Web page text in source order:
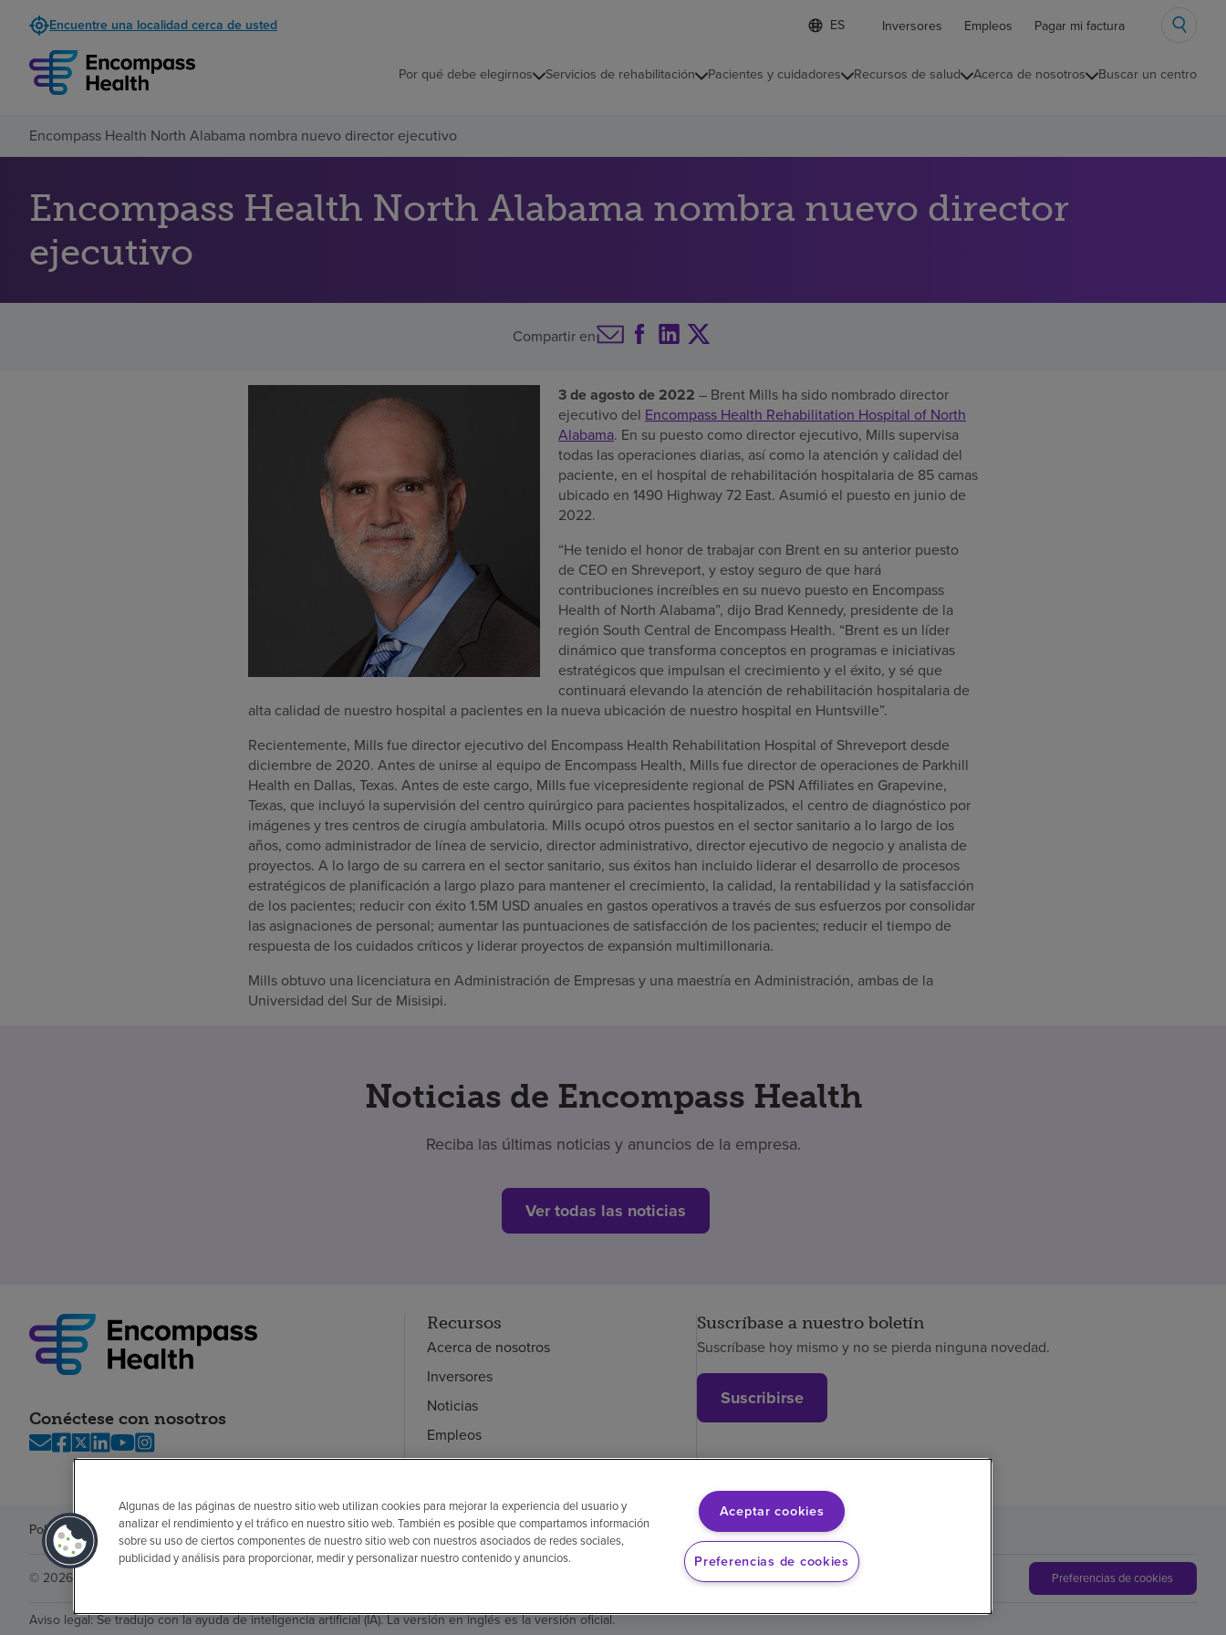
Encuentre una localidad cerca de usted
Lista
de
contraída
d
o
l
c
i
Inversores Empleos Pagar mi factura
Por qué debe elegirnos Servicios de rehabilitación Pacientes y cuidadores Recursos de salud Acerca de nosotros Buscar un centro
Encompass Health North Alabama nombra nuevo director ejecutivo
Encompass Health North Alabama nombra nuevo director
ejecutivo
Compartir en
3 de agosto de 2022 – Brent Mills ha sido nombrado director
ejecutivo del Encompass Health Rehabilitation Hospital of North
Alabama. En su puesto como director ejecutivo, Mills supervisa
todas las operaciones diarias, así como la atención y calidad del
paciente, en el hospital de rehabilitación hospitalaria de 85 camas
ubicado en 1490 Highway 72 East. Asumió el puesto en junio de
2022.
“He tenido el honor de trabajar con Brent en su anterior puesto
de CEO en Shreveport, y estoy seguro de que hará
contribuciones increíbles en su nuevo puesto en Encompass
Health of North Alabama”, dijo Brad Kennedy, presidente de la
región South Central de Encompass Health. “Brent es un líder
dinámico que transforma conceptos en programas e iniciativas
estratégicos que impulsan el crecimiento y el éxito, y sé que
continuará elevando la atención de rehabilitación hospitalaria de
alta calidad de nuestro hospital a pacientes en la nueva ubicación de nuestro hospital en Huntsville”.
Recientemente, Mills fue director ejecutivo del Encompass Health Rehabilitation Hospital of Shreveport desde
diciembre de 2020. Antes de unirse al equipo de Encompass Health, Mills fue director de operaciones de Parkhill
Health en Dallas, Texas. Antes de este cargo, Mills fue vicepresidente regional de PSN Affiliates en Grapevine,
Texas, que incluyó la supervisión del centro quirúrgico para pacientes hospitalizados, el centro de diagnóstico por
imágenes y tres centros de cirugía ambulatoria. Mills ocupó otros puestos en el sector sanitario a lo largo de los
años, como administrador de línea de servicio, director administrativo, director ejecutivo de negocio y analista de
proyectos. A lo largo de su carrera en el sector sanitario, sus éxitos han incluido liderar el desarrollo de procesos
estratégicos de planificación a largo plazo para mantener el crecimiento, la calidad, la rentabilidad y la satisfacción
de los pacientes; reducir con éxito 1.5M USD anuales en gastos operativos a través de sus esfuerzos por consolidar
las asignaciones de personal; aumentar las puntuaciones de satisfacción de los pacientes; reducir el tiempo de
respuesta de los cuidados críticos y liderar proyectos de expansión multimillonaria.
Mills obtuvo una licenciatura en Administración de Empresas y una maestría en Administración, ambas de la
Universidad del Sur de Misisipi.
Noticias de Encompass Health
Reciba las últimas noticias y anuncios de la empresa.
Ver todas las noticias
Conéctese con nosotros
Recursos
Acerca de nosotros
Inversores
Noticias
Empleos
Empleados
Suscríbase a nuestro boletín
Suscríbase hoy mismo y no se pierda ninguna novedad.
Suscribirse
Política de privacidadLegalSin sorpresas AccesibilidadSi no habla inglésAviso de no discriminaciónCumplimiento de los proveedores
© 2026 Encompass Health Corporation Preferencias de cookies
Aviso legal: Se tradujo con la ayuda de inteligencia artificial (IA). La versión en inglés es la versión oficial.
Algunas de las páginas de nuestro sitio web utilizan cookies para mejorar la experiencia del usuario y
analizar el rendimiento y el tráfico en nuestro sitio web. También es posible que compartamos información
sobre su uso de ciertos componentes de nuestro sitio web con nuestros asociados de redes sociales,
publicidad y análisis para proporcionar, medir y personalizar nuestro contenido y anuncios.
Aceptar cookies
Preferencias de cookies